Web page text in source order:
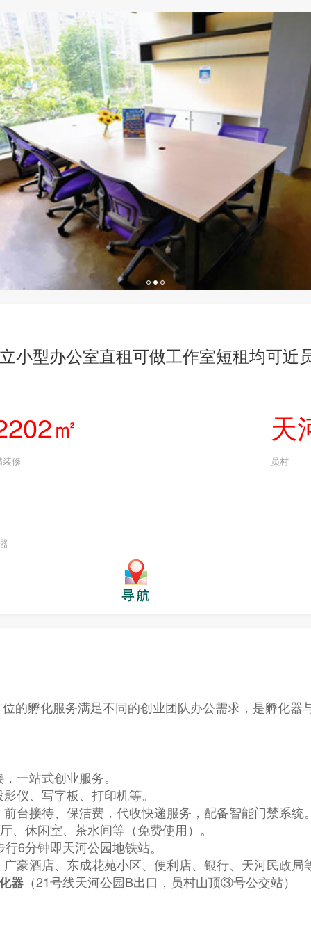
小型办公室直租可做工作室短租均可近
㎡ 天
修 员村
的孵化服务满足不同的创业团队办公需求，是孵化器
一站式创业服务。
仪、写字板、打印机等。
台接待、保洁费，代收快递服务，配备智能门禁系统
休闲室、茶水间等（免费使用）。
6分钟即天河公园地铁站。
豪酒店、东成花苑小区、便利店、银行、天河民政局
器 （21号线天河公园B出口，员村山顶③号公交站）